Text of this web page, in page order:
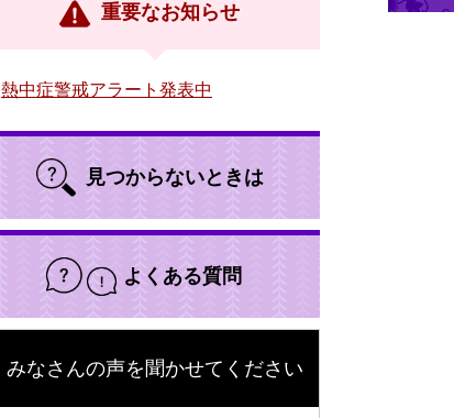
重要なお知らせ
熱中症警戒アラート発表中
見つからないときは
よくある質問
みなさんの声を聞かせてください